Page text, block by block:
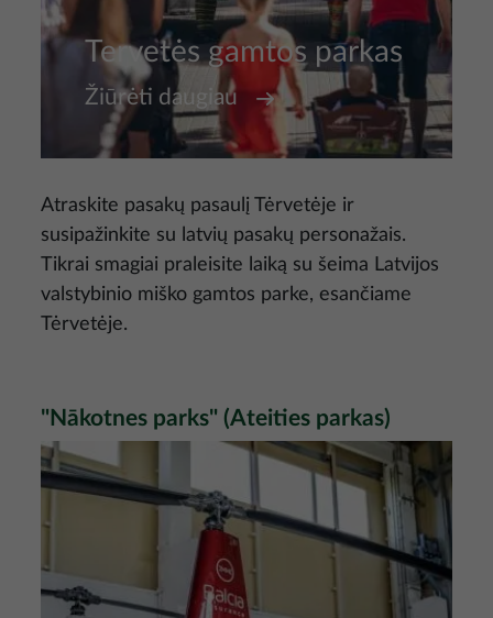
Tervetės gamtos parkas
Žiūrėti daugiau
Atraskite pasakų pasaulį Tėrvetėje ir
susipažinkite su latvių pasakų personažais.
Tikrai smagiai praleisite laiką su šeima Latvijos
valstybinio miško gamtos parke, esančiame
Tėrvetėje.
"Nākotnes parks" (Ateities parkas)
Nuotrauka